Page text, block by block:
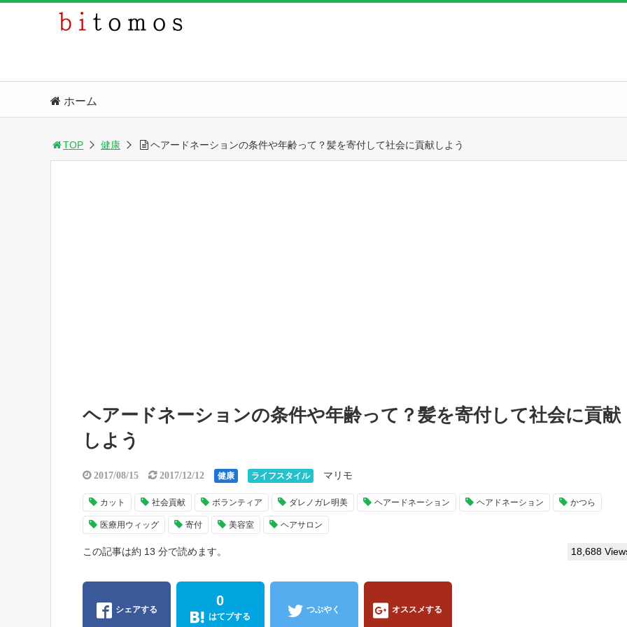
ホーム
TOP 健康 ヘアードネーションの条件や年齢って？髪を寄付して社会に貢献しよう
ヘアードネーションの条件や年齢って？髪を寄付して社会に貢献
しよう
2017/08/15 2017/12/12 健康 ライフスタイル マリモ
カット 社会貢献 ボランティア ダレノガレ明美 ヘアードネーション ヘアドネーション かつら
医療用ウィッグ 寄付 美容室 ヘアサロン
この記事は約 13 分で読めます。 18,688
シェアする
0
はてブする
つぶやく オススメする